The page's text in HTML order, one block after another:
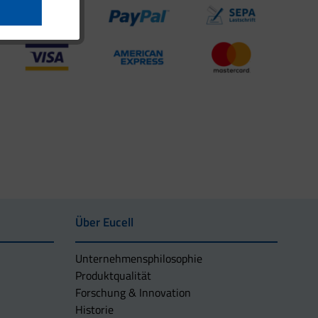
Über Eucell
Unternehmens­philosophie
Produktqualität
Forschung & Innovation
Historie